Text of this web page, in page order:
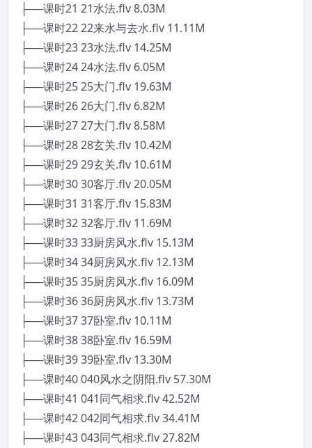
├──课时21 21水法.flv 8.03M
├──课时22 22来水与去水.flv 11.11M
├──课时23 23水法.flv 14.25M
├──课时24 24水法.flv 6.05M
├──课时25 25大门.flv 19.63M
├──课时26 26大门.flv 6.82M
├──课时27 27大门.flv 8.58M
├──课时28 28玄关.flv 10.42M
├──课时29 29玄关.flv 10.61M
├──课时30 30客厅.flv 20.05M
├──课时31 31客厅.flv 15.83M
├──课时32 32客厅.flv 11.69M
├──课时33 33厨房风水.flv 15.13M
├──课时34 34厨房风水.flv 12.13M
├──课时35 35厨房风水.flv 16.09M
├──课时36 36厨房风水.flv 13.73M
├──课时37 37卧室.flv 10.11M
├──课时38 38卧室.flv 16.59M
├──课时39 39卧室.flv 13.30M
├──课时40 040风水之阴阳.flv 57.30M
├──课时41 041同气相求.flv 42.52M
├──课时42 042同气相求.flv 34.41M
├──课时43 043同气相求.flv 27.82M